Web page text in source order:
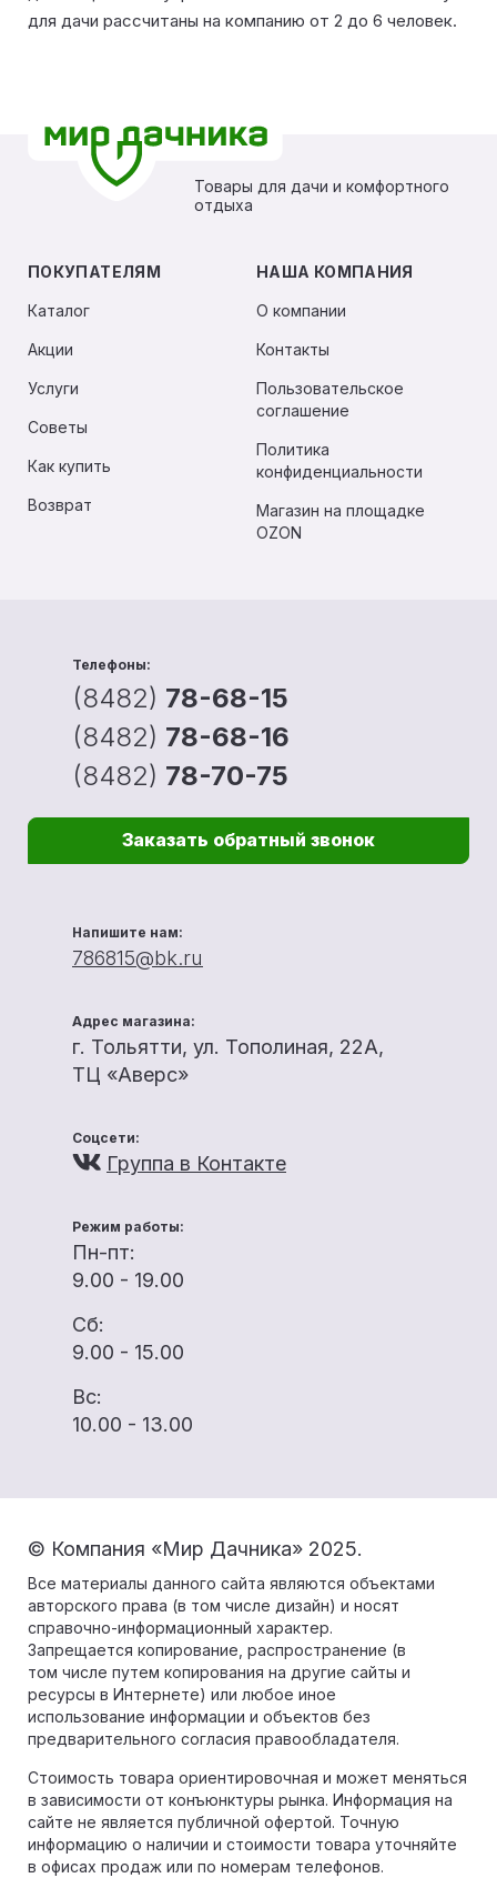
для дачи рассчитаны на компанию от 2 до 6 человек.
Товары для дачи и комфортного
отдыха
ПОКУПАТЕЛЯМ
Каталог
Акции
Услуги
Советы
Как купить
Возврат
НАША КОМПАНИЯ
О компании
Контакты
Пользовательское
соглашение
Политика
конфиденциальности
Магазин на площадке
OZON
Телефоны:
(8482) 78-68-15
(8482) 78-68-16
(8482) 78-70-75
Заказать обратный звонок
Напишите нам:
786815@bk.ru
Адрес магазина:
г. Тольятти, ул. Тополиная, 22А,
ТЦ «Аверс»
Соцсети:
Группа в Контакте
Режим работы:
Пн-пт:
9.00 - 19.00
Сб:
9.00 - 15.00
Вс:
10.00 - 13.00
© Компания «Мир Дачника» 2025.
Все материалы данного сайта являются объектами
авторского права (в том числе дизайн) и носят
справочно-информационный характер.
Запрещается копирование, распространение (в
том числе путем копирования на другие сайты и
ресурсы в Интернете) или любое иное
использование информации и объектов без
предварительного согласия правообладателя.
Стоимость товара ориентировочная и может меняться
в зависимости от конъюнктуры рынка. Информация на
сайте не является публичной офертой. Точную
информацию о наличии и стоимости товара уточняйте
в офисах продаж или по номерам телефонов.